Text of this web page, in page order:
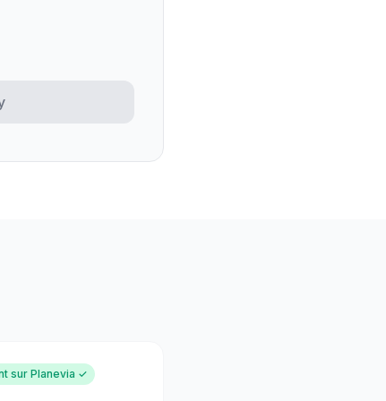
sur Planevia ✓